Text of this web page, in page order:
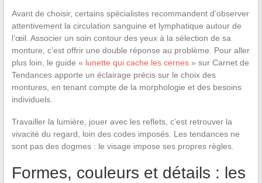
Avant de choisir, certains spécialistes recommandent d’observer
attentivement la circulation sanguine et lymphatique autour de
l’œil. Associer un soin contour des yeux à la sélection de sa
monture, c’est offrir une double réponse au problème. Pour aller
plus loin, le guide « lunette qui cache les cernes» sur Carnet de
Tendances apporte un éclairage précis sur le choix des
montures, en tenant compte de la morphologie et des besoins
individuels.
Travailler la lumière, jouer avec les reflets, c’est retrouver la
vivacité du regard, loin des codes imposés. Les tendances ne
sont pas des dogmes : le visage impose ses propres règles.
Formes, couleurs et détails : les